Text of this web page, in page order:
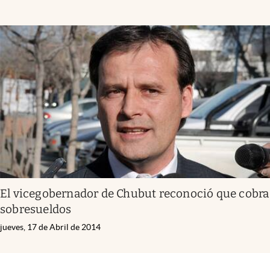
El vicegobernador de Chubut reconoció que cobra
sobresueldos
jueves, 17 de Abril de 2014